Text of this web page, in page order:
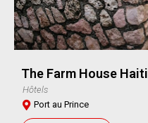
The Farm House Haiti
Hôtels
Port au Prince